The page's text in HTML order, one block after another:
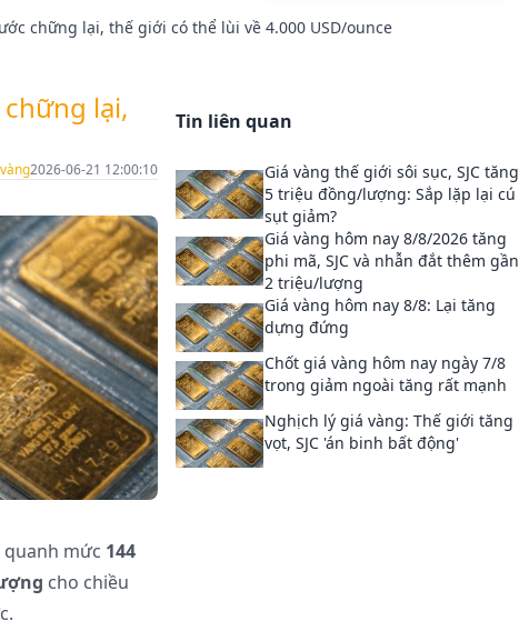
chững lại, thế giới có thể lùi về 4.000 USD/ounce
lại,
2026-06-21 12:00:10
quanh mức 144
cho chiều
Tin liên quan
Giá vàng thế giới sôi sục, SJC tăng
5 triệu đồng/lượng: Sắp lặp lại cú
sụt giảm?
Giá vàng hôm nay 8/8/2026 tăng
phi mã, SJC và nhẫn đắt thêm gần
2 triệu/lượng
Giá vàng hôm nay 8/8: Lại tăng
dựng đứng
Chốt giá vàng hôm nay ngày 7/8
trong giảm ngoài tăng rất mạnh
Nghịch lý giá vàng: Thế giới tăng
vọt, SJC 'án binh bất động'